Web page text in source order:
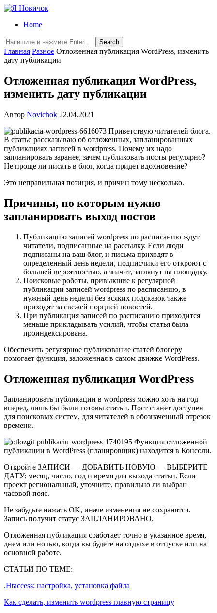
Home
Главная Разное Отложенная публикация WordPress, изменить
дату публикации
Отложенная публикация WordPress,
изменить дату публикации
Автор Novichok 22.04.2021
Приветствую читателей блога.
В статье рассказываю об отложенных, запланированных
публикациях записей в wordpress. Почему их надо
запланировать заранее, зачем публиковать посты регулярно?
Не проще ли писать в блог, когда придет вдохновение?
Это неправильная позиция, и причин тому несколько.
Причины, по которым нужно
запланировать выход постов
Публикацию записей wordpress по расписанию ждут
читатели, подписанные на рассылку. Если люди
подписаны на ваш блог, и письма приходят в
определенный день недели, подписчики его откроют с
большей вероятностью, а значит, заглянут на площадку.
Поисковые роботы, привыкшие к регулярной
публикации записей wordpress по расписанию, в
нужный день недели без всяких подсказок также
приходят за свежей порцией новостей.
При публикация записей по расписанию приходится
меньше прикладывать усилий, чтобы статья была
проиндексирована.
Обеспечить регулярное публикование статей блогеру
помогает функция, заложенная в самом движке WordPress.
Отложенная публикация WordPress
Запланировать публикации в wordpress можно хоть на год
вперед, лишь бы были готовы статьи. Пост станет доступен
для поисковых систем, для читателей в обозначенный отрезок
времени.
Функция отложенной
публикации в WordPress (планировщик) находится в Консоли.
Откройте ЗАПИСИ — ДОБАВИТЬ НОВУЮ — ВЫБЕРИТЕ
ДАТУ: месяц, число, год и время для выхода статьи. Если
проект региональный, уточните, правильно ли выбран
часовой пояс.
Не забудьте нажать OK, иначе изменения не сохранятся.
Запись получит статус ЗАПЛАНИРОВАНО.
Отложенная публикация сработает точно в указанное время,
днем или ночью, когда вы будете на отдыхе в отпуске или на
основной работе.
СТАТЬИ ПО ТЕМЕ:
.Htaccess: настройка, установка файла
Как сделать, изменить wordpress главную страницу